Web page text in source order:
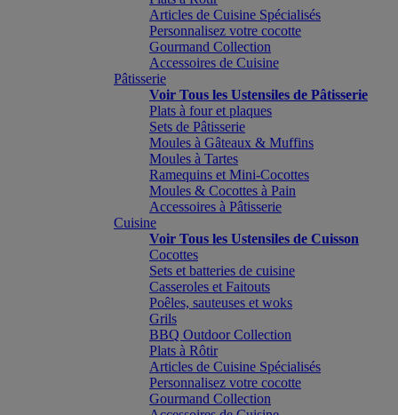
Articles de Cuisine Spécialisés
Personnalisez votre cocotte
Gourmand Collection
Accessoires de Cuisine
Pâtisserie
Voir Tous les Ustensiles de Pâtisserie
Plats à four et plaques
Sets de Pâtisserie
Moules à Gâteaux & Muffins
Moules à Tartes
Ramequins et Mini-Cocottes
Moules & Cocottes à Pain
Accessoires à Pâtisserie
Cuisine
Voir Tous les Ustensiles de Cuisson
Cocottes
Sets et batteries de cuisine
Casseroles et Faitouts
Poêles, sauteuses et woks
Grils
BBQ Outdoor Collection
Plats à Rôtir
Articles de Cuisine Spécialisés
Personnalisez votre cocotte
Gourmand Collection